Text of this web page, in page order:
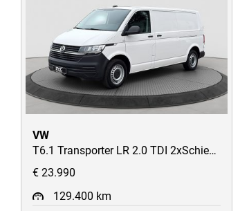
VW
T6.1 Transporter LR 2.0 TDI 2xSchiebetüren/2-Sitzer/AHK/STH/AppConnect/uvm
€ 23.990
129.400 km